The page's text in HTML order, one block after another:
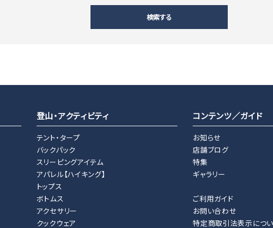
検索する
登山・アクティビティ
テント・タープ
バックパック
スリーピングアイテム
アパレル【ハイキング】
トップス
ボトムス
アクセサリー
クックウェア
コンテンツ／ガイド
お知らせ
店舗ブログ
特集
ギャラリー
ご利用ガイド
お問い合わせ
特定商取引法表示につ